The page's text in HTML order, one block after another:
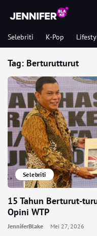
Selebriti K-Pop
Tag: Berturutturut
Selebriti
15 Tahun Berturut-
Opini WTP
JenniferBlake Mei 27, 2026